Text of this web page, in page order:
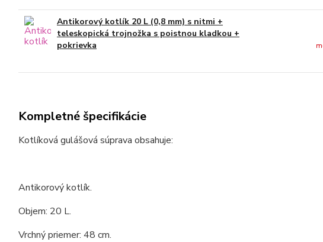
Antikorový kotlík 20 L (0,8 mm) s nitmi +
teleskopická trojnožka s poistnou kladkou +
pokrievka
Kompletné špecifikácie
Kotlíková gulášová súprava obsahuje:
Antikorový kotlík.
Objem: 20 L.
Vrchný priemer: 48 cm.